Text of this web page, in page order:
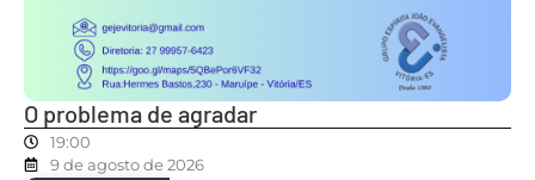
O problema de agradar
19:00
9 de agosto de 2026